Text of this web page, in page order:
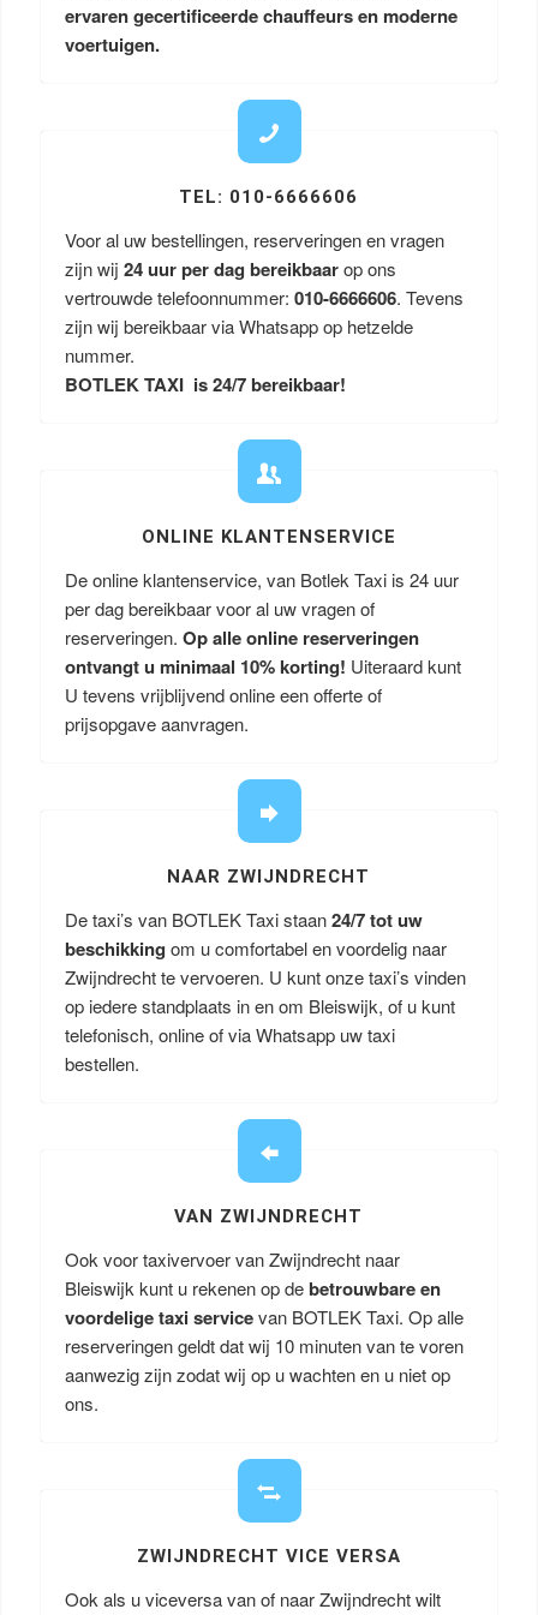
ervaren gecertificeerde chauffeurs en moderne
voertuigen.
TEL: 010-6666606
Voor al uw bestellingen, reserveringen en vragen
zijn wij 24 uur per dag bereikbaarop ons
vertrouwde telefoonnummer: 010-6666606. Tevens
zijn wij bereikbaar via Whatsapp op hetzelde
nummer.
BOTLEK TAXI is 24/7 bereikbaar!
ONLINE KLANTENSERVICE
De online klantenservice, van Botlek Taxi is 24 uur
per dag bereikbaar voor al uw vragen of
reserveringen. Op alle online reserveringen
ontvangt u minimaal 10% korting! Uiteraard kunt
U tevens vrijblijvend online een offerte of
prijsopgave aanvragen.
NAAR ZWIJNDRECHT
De taxi’s van BOTLEK Taxi staan24/7 tot uw
beschikking om u comfortabel en voordelig naar
Zwijndrecht te vervoeren. U kunt onze taxi’s vinden
op iedere standplaats in en om Bleiswijk, of u kunt
telefonisch, online of via Whatsapp uw taxi
bestellen.
VAN ZWIJNDRECHT
Ook voor taxivervoer van Zwijndrecht naar
Bleiswijk kunt u rekenen op debetrouwbare en
voordelige taxi servicevan BOTLEK Taxi. Op alle
reserveringen geldt dat wij 10 minuten van te voren
aanwezig zijn zodat wij op u wachten en u niet op
ons.
ZWIJNDRECHT VICE VERSA
Ook als u viceversa van of naar Zwijndrecht wilt